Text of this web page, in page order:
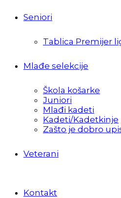
Seniori
Tablica Premijer
Mlađe selekcije
Škola košarke
Juniori
Mlađi kadeti
Kadeti/Kadetkinje
Zašto je dobro
Veterani
Kontakt